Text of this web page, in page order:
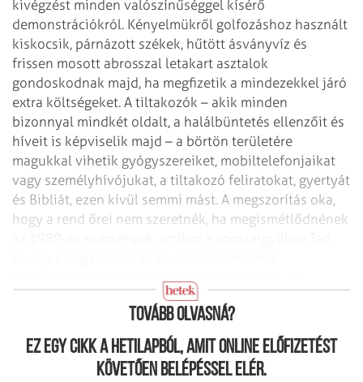
kivégzést minden valószínűséggel kísérő
demonstrációkról. Kényelmükről golfozáshoz használt
kiskocsik, párnázott székek, hűtött ásványvíz és
frissen mosott abrosszal letakart asztalok
gondoskodnak majd, ha megfizetik a mindezekkel járó
extra költségeket. A tiltakozók – akik minden
bizonnyal mindkét oldalt, a halálbüntetés ellenzőit és
híveit is képviselik majd – a börtön területére
magukkal vihetik gyógyszereiket, mobiltelefonjaikat
vagy személyhívójukat, a tiltakozó feliratokat, gyertyát
és Bibliát, ezen kívül semmi mást. A megszorítás oka,
hogy a rend őrei nem szeretnék, ha megismétlődnének
palacsintasütőket lengettek.
Tovább olvasná?
Ez egy cikk a hetilapból, amit online előfizetést
követően belépéssel elér.